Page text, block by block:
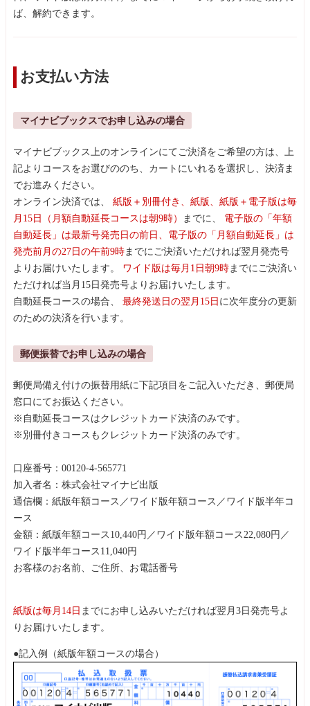
ば、解約できます。
お支払い方法
マイナビブックスでお申し込みの場合
マイナビブックス上のオンラインにてご決済をご希望の方は、上
記よりコースをお選びののち、カートにいれるを選択し、決済ま
でお進みください。
オンライン決済では、 紙版＋別冊付き、紙版、紙版＋電子版は毎
月15日（月額自動延長コースは朝9時）
までに、 電子版の「年額
自動延長」は最新号発売日の前日、電子版の「月額自動延長」は
発売前月の27日の午前9時までにご決済いただければ翌月発売号
よりお届けいたします。 ワイド版は毎月1日朝9時までにご決済い
ただければ当月15日発売号よりお届けいたします。
自動延長コースの場合、 最終発送日の翌月15日に次年度分の更新
のための決済を行います。
郵便振替でお申し込みの場合
郵便局備え付けの振替用紙に下記項目をご記入いただき、郵便局
窓口にてお振込ください。
※自動延長コースはクレジットカード決済のみです。
※別冊付きコースもクレジットカード決済のみです。
口座番号：00120-4-565771
加入者名：株式会社マイナビ出版
通信欄：紙版年額コース／ワイド版年額コース／ワイド版半年コ
ース
金額：紙版年額コース10,440円／ワイド版年額コース22,080円／
ワイド版半年コース11,040円
お客様のお名前、ご住所、お電話番号
紙版は毎月14日 までにお申し込みいただければ翌月3日発売号よ
りお届けいたします。
●記入例（紙版年額コースの場合）